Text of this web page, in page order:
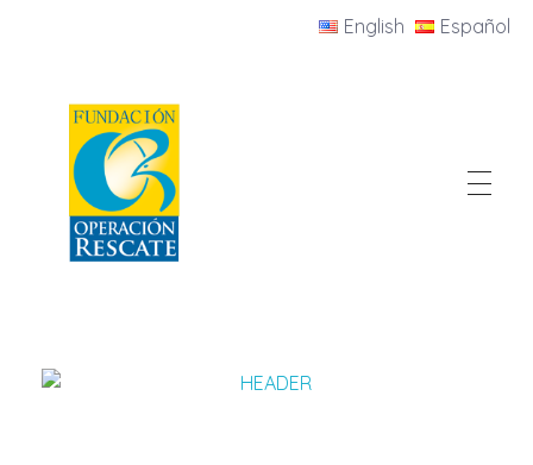
English Español